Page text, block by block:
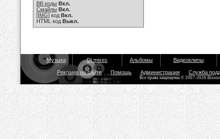
BB коды Вкл.
Смайлы Вкл.
[IMG] код Вкл.
HTML код Выкл.
Музыка Dj mixes Альбомы Видеоклипы
Реклама на сайте Помощь Администрация Служба
Все права защищены © 2007-2026